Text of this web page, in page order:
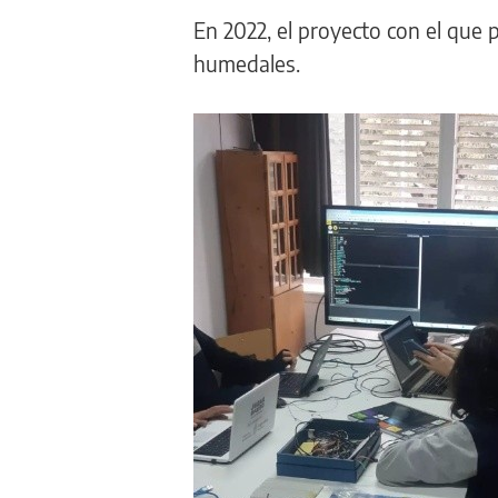
En 2022, el proyecto con el
humedales.